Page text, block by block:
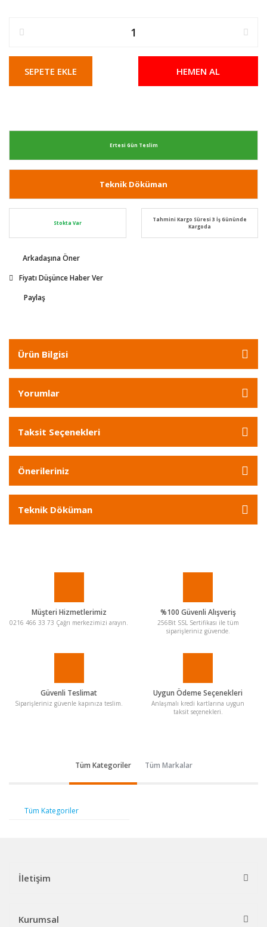
SEPETE EKLE HEMEN AL
Ertesi Gün Teslim
Teknik Döküman
Stokta Var
Tahmini Kargo Süresi 3 İş Gününde
Kargoda
Arkadaşına Öner
Fiyatı Düşünce Haber Ver
Paylaş
Ürün Bilgisi
Yorumlar
Taksit Seçenekleri
Önerileriniz
Teknik Döküman
Müşteri Hizmetlerimiz
0216 466 33 73 Çağrı merkezimizi arayın.
%100 Güvenli Alışveriş
256Bit SSL Sertifikası ile tüm
siparişleriniz güvende.
Güvenli Teslimat
Siparişleriniz güvenle kapınıza teslim.
Uygun Ödeme Seçenekleri
Anlaşmalı kredi kartlarına uygun
taksit seçenekleri.
Tüm Kategoriler Tüm Markalar
Tüm Kategoriler
İletişim
Kurumsal